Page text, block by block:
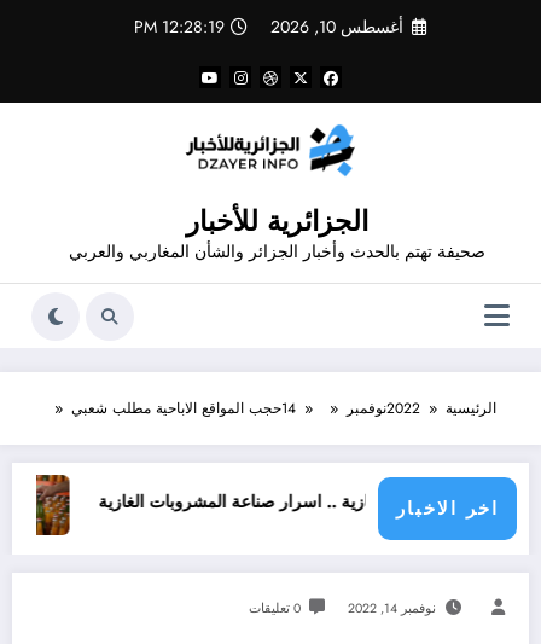
أغسطس 10, 2026 12:28:19 PM
الجزائرية للأخبار
صحيفة تهتم بالحدث وأخبار الجزائر والشأن المغاربي والعربي
الرئيسية 2022نوفمبر 14حجب المواقع الاباحية مطلب شعبي
اخر الاخبار
غازية .. اسرار صناعة المشروبات الغازية قانون المشروبات و المشروبات الغازية في
نوفمبر 14, 2022 0 تعليقات